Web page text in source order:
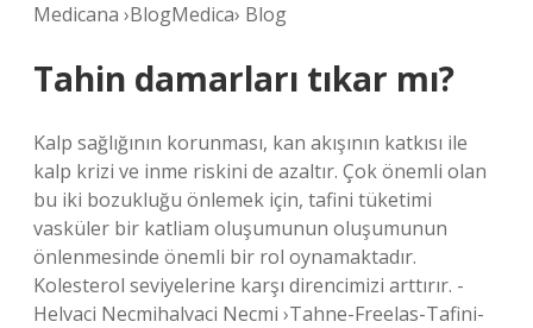
Medicana ›BlogMedica› Blog
Tahin damarları tıkar mı?
Kalp sağlığının korunması, kan akışının katkısı ile
kalp krizi ve inme riskini de azaltır. Çok önemli olan
bu iki bozukluğu önlemek için, tafini tüketimi
vasküler bir katliam oluşumunun oluşumunun
önlenmesinde önemli bir rol oynamaktadır.
Kolesterol seviyelerine karşı direncimizi arttırır. -
Helvaci Necmihalvaci Necmi ›Tahne-Freelas-Tafini-